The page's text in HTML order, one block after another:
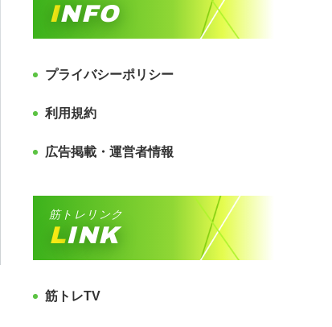
INFO
プライバシーポリシー
利用規約
広告掲載・運営者情報
筋トレリンク
LINK
筋トレTV